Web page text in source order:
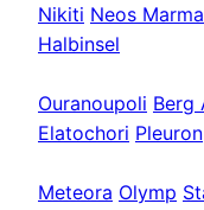
Nikiti Neos
Halbinsel
Ouranoupoli Berg
Elatochori Pleuron
Meteora Olymp